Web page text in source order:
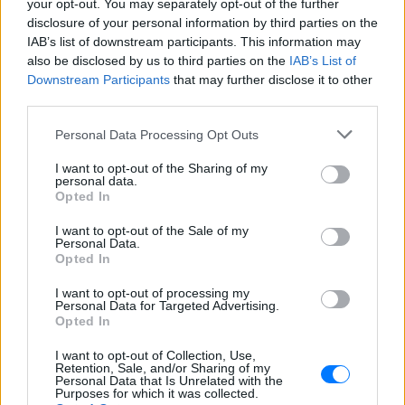
your opt-out. You may separately opt-out of the further
disclosure of your personal information by third parties on the
IAB’s list of downstream participants. This information may
also be disclosed by us to third parties on the IAB’s List of
Downstream Participants that may further disclose it to other
Personal Data Processing Opt Outs
I want to opt-out of the Sharing of my
personal data.
Opted In
I want to opt-out of the Sale of my
Personal Data.
Opted In
I want to opt-out of processing my
Personal Data for Targeted Advertising.
Opted In
I want to opt-out of Collection, Use,
Retention, Sale, and/or Sharing of my
Personal Data that Is Unrelated with the
Purposes for which it was collected.
ΔΕΙΤΕ ΕΠΙΣΗΣ
υποβάλλουν αιτήσεις σήμερα
(9/8) – Όλα όσα πρέπει να
ΠΡΙΝ 9 ΏΡΕΣ
Η προθεσμία υποβολής αιτήσεων λήγει
δικαιούχου και την περίοδο διαμονής.
4χρονος στην Πάρο: